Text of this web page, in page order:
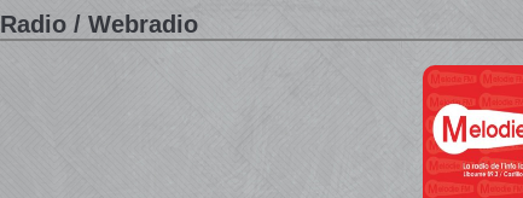
Radio / Webradio